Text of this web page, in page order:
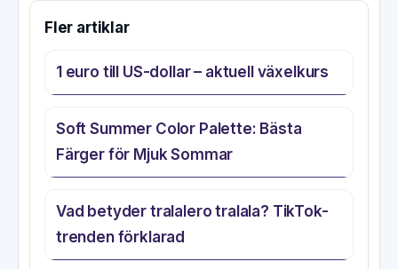
Fler artiklar
1 euro till US-dollar – aktuell växelkurs
Soft Summer Color Palette: Bästa
Färger för Mjuk Sommar
Vad betyder tralalero tralala? TikTok-
trenden förklarad